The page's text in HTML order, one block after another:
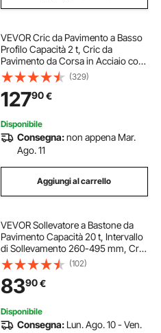
VEVOR Cric da Pavimento a Basso
Profilo Capacità 2 t, Cric da
Pavimento da Corsa in Acciaio con
Pompa a Sollevamento Rapido a
Doppio Pistone, Sollevatore
Idraulico per Auto Sportive, Berline
(329)
12790€
Disponibile
Consegna:non appena Mar.
Ago. 11
Aggiungi al carrello
VEVOR Sollevatore a Bastone da
Pavimento Capacità 20 t, Intervallo
di Sollevamento 260-495 mm, Cric
a Bottiglia Saldato per Impieghi
Gravosi Pneumatico o Manuale con
Pompa per SUV, Camion, Camper
(102)
8390€
Disponibile
Consegna: Lun. Ago. 10 - Ven.